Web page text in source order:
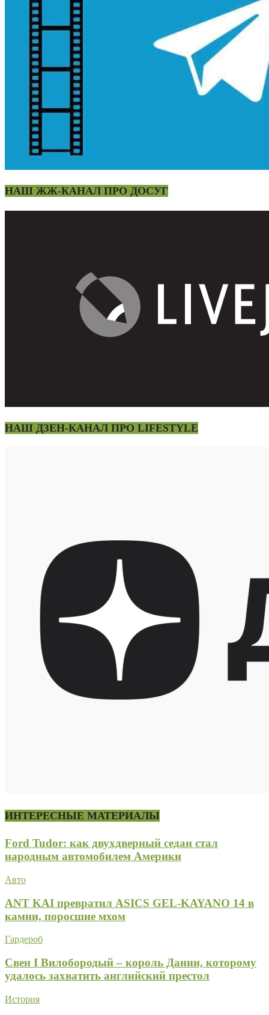
НАШ ЖЖ-КАНАЛ ПРО ДОСУГ
НАШ ДЗЕН-КАНАЛ ПРО LIFESTYLE
ИНТЕРЕСНЫЕ МАТЕРИАЛЫ
Ford Tudor: как двухдверный седан стал
народным автомобилем Америки
Авто
ANT KAI превратил ASICS GEL-KAYANO 14 в
камни, поросшие мхом
Гардероб
Свен I Вилобородый – король Дании, которому
удалось захватить английский престол
История